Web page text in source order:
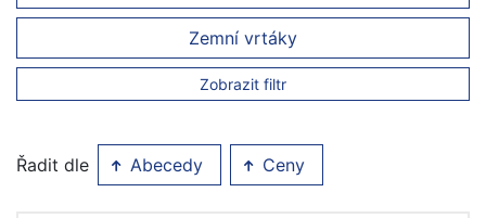
Zemní vrtáky
Zobrazit filtr
Řadit dle Abecedy Ceny